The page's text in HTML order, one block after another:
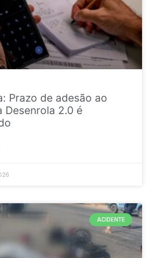
Prazo de adesão ao
Desenrola 2.0 é
ACIDENTE